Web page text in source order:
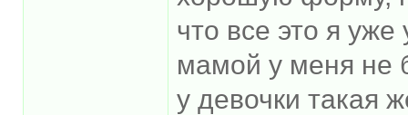
что все это я
мамой у меня не
у девочки такая